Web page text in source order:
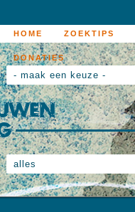
HOME ZOEKTIPS
DONATIES
- maak een keuze -
alles